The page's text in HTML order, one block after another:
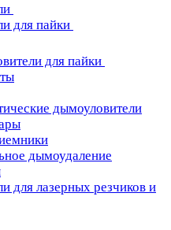
для пайки
для пайки
дымоуловители
дымоудаление
для лазерных резчиков и